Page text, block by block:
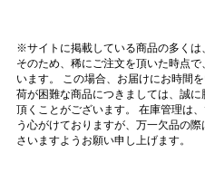
※サイトに掲載している商品の多くは
そのため、稀にご注文を頂いた時点
います。 この場合、お届けにお時間
荷が困難な商品につきましては、誠
頂くことがございます。 在庫管理は
う心がけておりますが、万一欠品の
さいますようお願い申し上げます。